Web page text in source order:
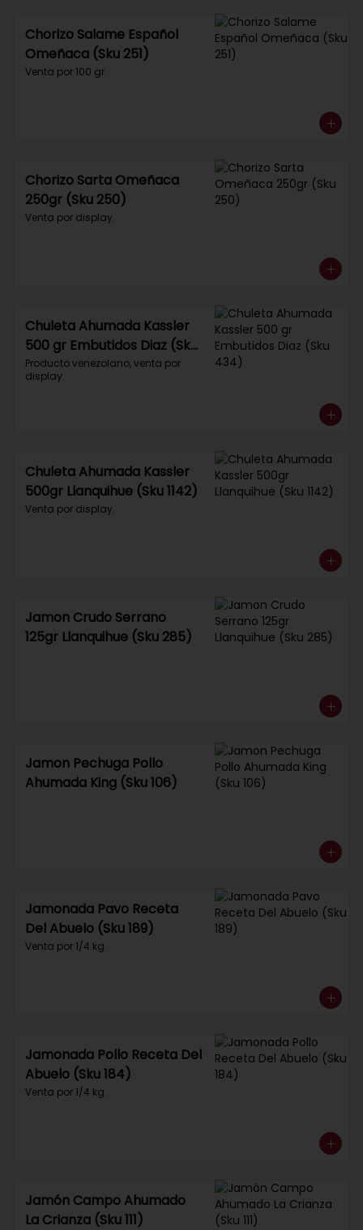
Chorizo Salame Español
Omeñaca (Sku 251)
Venta por 100 gr.
Chorizo Sarta Omeñaca
250gr (Sku 250)
Venta por display.
Chuleta Ahumada Kassler
500 gr Embutidos Diaz (Sku
434)
Producto venezolano, venta por
display.
Chuleta Ahumada Kassler
500gr Llanquihue (Sku 1142)
Venta por display.
Jamon Crudo Serrano
125gr Llanquihue (Sku 285)
Jamon Pechuga Pollo
Ahumada King (Sku 106)
Jamonada Pavo Receta
Del Abuelo (Sku 189)
Venta por 1/4 kg.
Jamonada Pollo Receta Del
Abuelo (Sku 184)
Venta por 1/4 kg.
Jamón Campo Ahumado
La Crianza (Sku 111)